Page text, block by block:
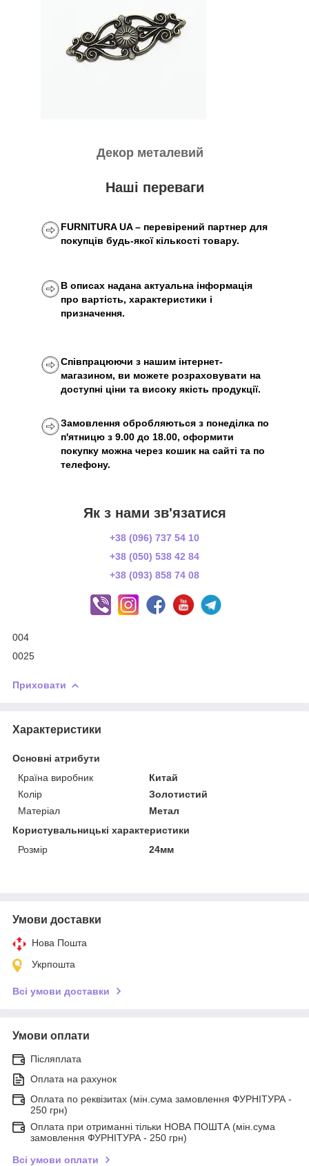
Декор металевий
Наші переваги
FURNITURA UA – перевірений партнер для
покупців будь-якої кількості товару.
В описах надана актуальна інформація
про вартість, характеристики і
призначення.
Співпрацюючи з нашим інтернет-
магазином, ви можете розраховувати на
доступні ціни та високу якість продукції.
Замовлення обробляються з понеділка по
п'ятницю з 9.00 до 18.00, оформити
покупку можна через кошик на сайті та по
телефону.
Як з нами зв'язатися
+38 (096) 737 54 10
+38 (050) 538 42 84
+38 (093) 858 74 08
004
0025
Приховати
Характеристики
Основні атрибути
Країна виробник
Китай
Колір
Золотистий
Матеріал
Метал
Користувальницькі характеристики
Розмір
24мм
Умови доставки
Нова Пошта
Укрпошта
Всі умови доставки
Умови оплати
Післяплата
Оплата на рахунок
Оплата по реквізитах (мін.сума замовлення ФУРНІТУРА -
250 грн)
Оплата при отриманні тільки НОВА ПОШТА (мін.сума
замовлення ФУРНІТУРА - 250 грн)
Всі умови оплати